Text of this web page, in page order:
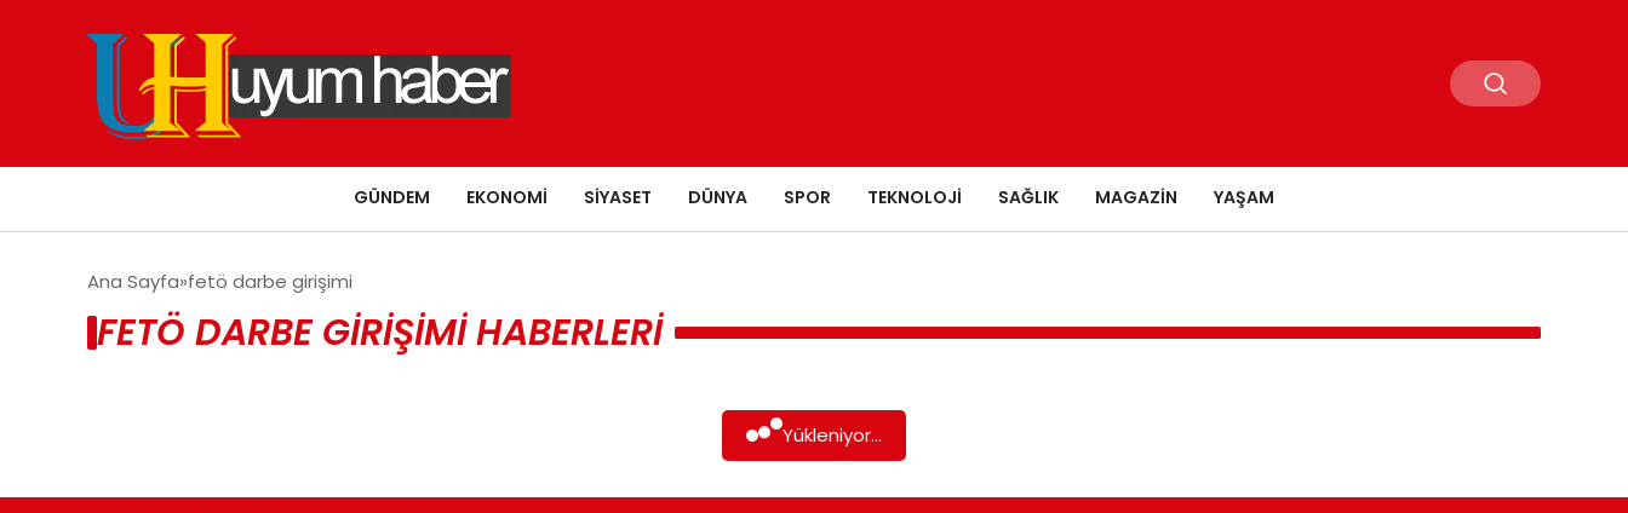
GÜNDEM EKONOMI SIYASET DÜNYA SPOR TEKNOLOJI SAĞLIK MAGAZIN YAŞAM
Ana Sayfa fetö darbe girişimi
FETÖ DARBE GIRIŞIMI HABERLERI
Yükleniyor...